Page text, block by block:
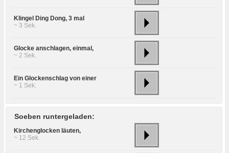
Klingel Ding Dong, 3 mal
~ 3 Sek.
Glocke anschlagen, einmal,
~ 2 Sek.
Ein Glockenschlag von einer
~ 1 Sek.
Soeben runtergeladen:
Kirchenglocken läuten,
~ 12 Sek.